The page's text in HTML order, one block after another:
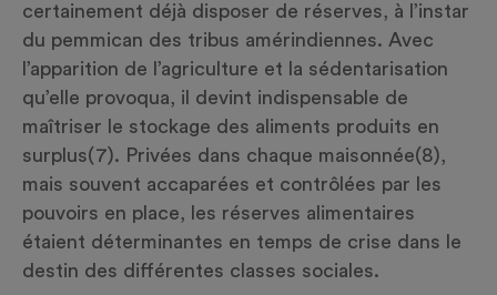
certainement déjà disposer de réserves, à l’instar
du pemmican des tribus amérindiennes. Avec
l’apparition de l’agriculture et la sédentarisation
qu’elle provoqua, il devint indispensable de
maîtriser le stockage des aliments produits en
surplus(7). Privées dans chaque maisonnée(8),
mais souvent accaparées et contrôlées par les
pouvoirs en place, les réserves alimentaires
étaient déterminantes en temps de crise dans le
destin des différentes classes sociales.